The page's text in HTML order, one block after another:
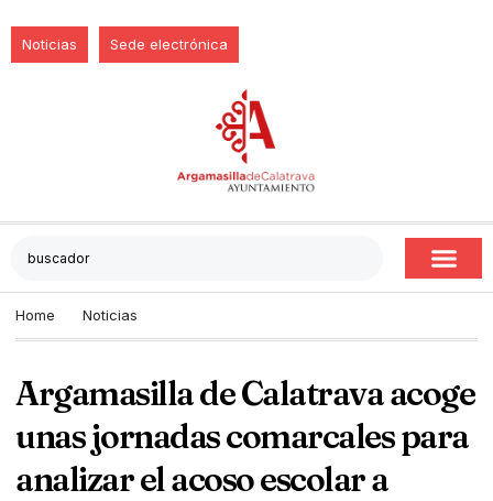
Noticias Sede electrónica
Home Noticias
Argamasilla de Calatrava acoge
unas jornadas comarcales para
analizar el acoso escolar a